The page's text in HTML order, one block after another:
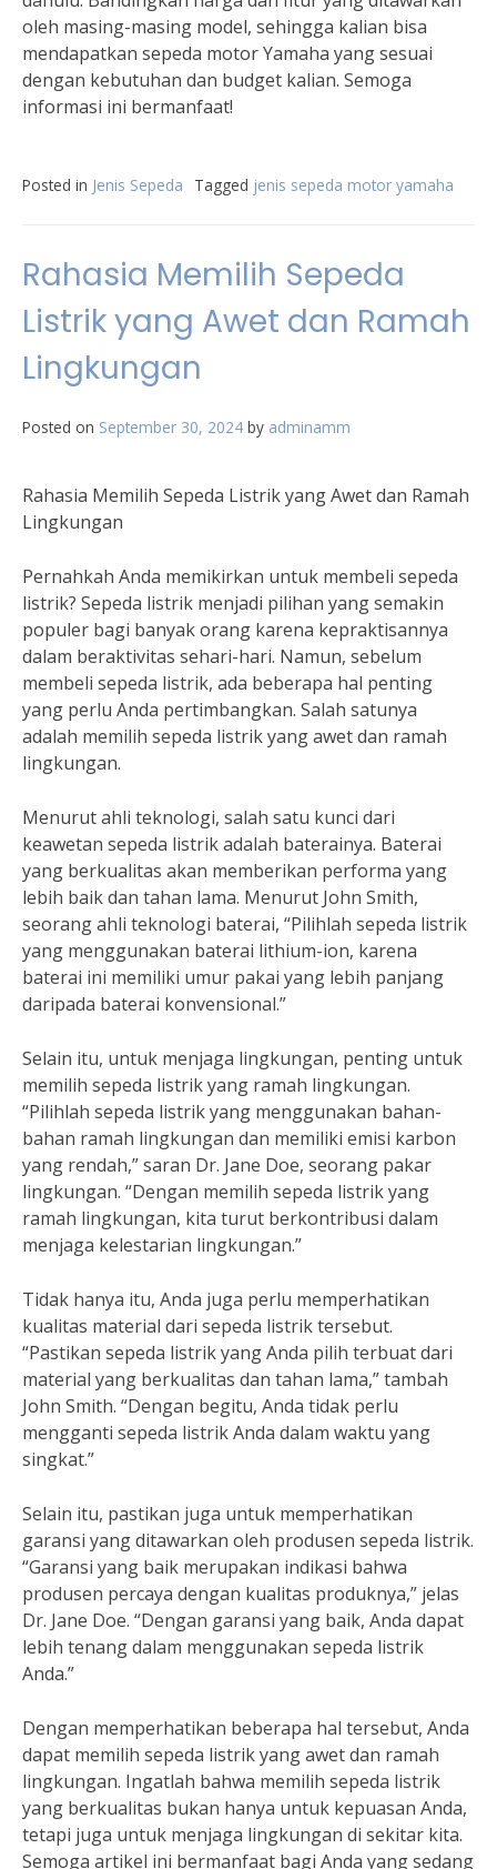
oleh masing-masing model, sehingga kalian bisa
mendapatkan sepeda motor Yamaha yang sesuai
dengan kebutuhan dan budget kalian. Semoga
informasi ini bermanfaat!
Posted in Jenis Sepeda Tagged jenis sepeda motor yamaha
Rahasia Memilih Sepeda
Listrik yang Awet dan Ramah
Lingkungan
Posted on September 30, 2024 by adminamm
Rahasia Memilih Sepeda Listrik yang Awet dan Ramah
Lingkungan
Pernahkah Anda memikirkan untuk membeli sepeda
listrik? Sepeda listrik menjadi pilihan yang semakin
populer bagi banyak orang karena kepraktisannya
dalam beraktivitas sehari-hari. Namun, sebelum
membeli sepeda listrik, ada beberapa hal penting
yang perlu Anda pertimbangkan. Salah satunya
adalah memilih sepeda listrik yang awet dan ramah
lingkungan.
Menurut ahli teknologi, salah satu kunci dari
keawetan sepeda listrik adalah baterainya. Baterai
yang berkualitas akan memberikan performa yang
lebih baik dan tahan lama. Menurut John Smith,
seorang ahli teknologi baterai, “Pilihlah sepeda listrik
yang menggunakan baterai lithium-ion, karena
baterai ini memiliki umur pakai yang lebih panjang
daripada baterai konvensional.”
Selain itu, untuk menjaga lingkungan, penting untuk
memilih sepeda listrik yang ramah lingkungan.
“Pilihlah sepeda listrik yang menggunakan bahan-
bahan ramah lingkungan dan memiliki emisi karbon
yang rendah,” saran Dr. Jane Doe, seorang pakar
lingkungan. “Dengan memilih sepeda listrik yang
ramah lingkungan, kita turut berkontribusi dalam
menjaga kelestarian lingkungan.”
Tidak hanya itu, Anda juga perlu memperhatikan
kualitas material dari sepeda listrik tersebut.
“Pastikan sepeda listrik yang Anda pilih terbuat dari
material yang berkualitas dan tahan lama,” tambah
John Smith. “Dengan begitu, Anda tidak perlu
mengganti sepeda listrik Anda dalam waktu yang
singkat.”
Selain itu, pastikan juga untuk memperhatikan
garansi yang ditawarkan oleh produsen sepeda listrik.
“Garansi yang baik merupakan indikasi bahwa
produsen percaya dengan kualitas produknya,” jelas
Dr. Jane Doe. “Dengan garansi yang baik, Anda dapat
lebih tenang dalam menggunakan sepeda listrik
Anda.”
Dengan memperhatikan beberapa hal tersebut, Anda
dapat memilih sepeda listrik yang awet dan ramah
lingkungan. Ingatlah bahwa memilih sepeda listrik
yang berkualitas bukan hanya untuk kepuasan Anda,
tetapi juga untuk menjaga lingkungan di sekitar kita.
Semoga artikel ini bermanfaat bagi Anda yang sedang